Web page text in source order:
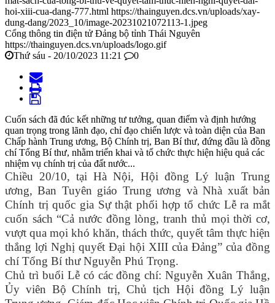
hoi-xiii-cua-dang-777.html https://thainguyen.dcs.vn/uploads/xay-
dung-dang/2023_10/image-20231021072113-1.jpeg
Cổng thông tin điện tử Đảng bộ tỉnh Thái Nguyên
https://thainguyen.dcs.vn/uploads/logo.gif
Thứ sáu - 20/10/2023 11:21
0
Cuốn sách đã đúc kết những tư tưởng, quan điểm và định hướng
quan trọng trong lãnh đạo, chỉ đạo chiến lược và toàn diện của Ban
Chấp hành Trung ương, Bộ Chính trị, Ban Bí thư, đứng đầu là đồng
chí Tổng Bí thư, nhằm triển khai và tổ chức thực hiện hiệu quả các
nhiệm vụ chính trị của đất nước...
Chiều 20/10, tại Hà Nội, Hội đồng Lý luận Trung
ương, Ban Tuyên giáo Trung ương và Nhà xuất bản
Chính trị quốc gia Sự thật phối hợp tổ chức Lễ ra mắt
cuốn sách “Cả nước đồng lòng, tranh thủ mọi thời cơ,
vượt qua mọi khó khăn, thách thức, quyết tâm thực hiện
thắng lợi Nghị quyết Đại hội XIII của Đảng” của đồng
chí Tổng Bí thư Nguyễn Phú Trọng.
Chủ trì buổi Lễ có các đồng chí: Nguyễn Xuân Thắng,
Ủy viên Bộ Chính trị, Chủ tịch Hội đồng Lý luận